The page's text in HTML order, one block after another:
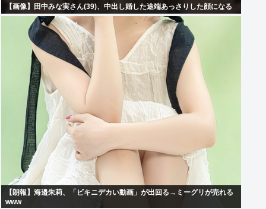
【画像】田中みな実さん(39)、中出し婚した途端あっさりした顔になる
【朗報】海邉朱莉、「ビキニデカい動画」が出回る→ミーグリが売れる
www